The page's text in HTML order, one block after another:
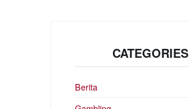
CATEGORIES
Berita